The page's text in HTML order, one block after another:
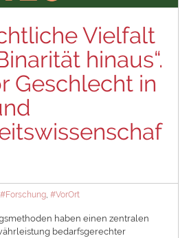
Vielfalt
hinaus“.
Geschlecht in
Categories
#Forschung,#VorOrt
haben einen zentralen
bedarfsgerechter